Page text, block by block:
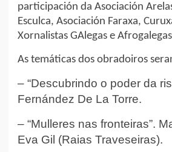
participación da Asociación
Esculca, Asociación Faraxa,
Xornalistas GAlegas e
As temáticas dos obradoiros
– “Descubrindo o poder da
Fernández De La Torre.
– “Mulleres nas fronteiras”.
Eva Gil (Raias Traveseiras).